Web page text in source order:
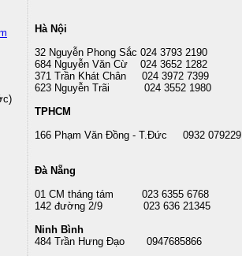
Hà Nội
32 Nguyễn Phong Sắc 024 3793 2190
684 Nguyễn Văn Cừ 024 3652 1282
371 Trần Khát Chân 024 3972 7399
623 Nguyễn Trãi 024 3552 1980
TPHCM
166 Phạm Văn Đồng - T.Đức 0932 079229
Đà Nẵng
01 CM tháng tám 023 6355 6768
142 đường 2/9 023 636 21345
Ninh Bình
484 Trần Hưng Đạo 0947685866